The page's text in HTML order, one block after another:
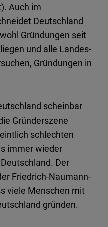
Auch im
Deutschland
Gründungen seit
und alle Landes-
Gründungen in
scheinbar
Gründerszene
schlechten
immer wieder
Der
Friedrich-Naumann-
viele Menschen mit
gründen.